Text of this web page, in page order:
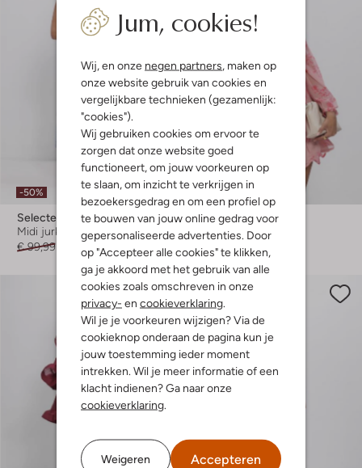
Jum, cookies!
Wij, en onze negen partners, maken op
onze website gebruik van cookies en
vergelijkbare technieken (gezamenlijk:
"cookies").
Wij gebruiken cookies om ervoor te
zorgen dat onze website goed
functioneert, om jouw voorkeuren op
te slaan, om inzicht te verkrijgen in
bezoekersgedrag en om een profiel op
te bouwen van jouw online gedrag voor
gepersonaliseerde advertenties. Door
op "Accepteer alle cookies" te klikken,
ga je akkoord met het gebruik van alle
cookies zoals omschreven in onze
privacy- en cookieverklaring.
Wil je je voorkeuren wijzigen? Via de
cookieknop onderaan de pagina kun je
jouw toestemming ieder moment
intrekken. Wil je meer informatie of een
klacht indienen? Ga naar onze
cookieverklaring.
Weigeren Accepteren
-50%
Selected Women
Midi jurk
€ 99,99
€ 49,99
Neo Noir
Mini jurk
€ 99,99